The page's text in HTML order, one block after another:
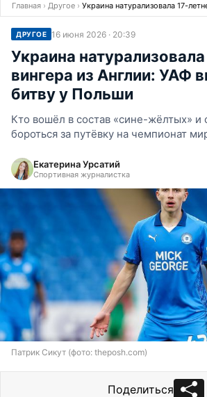
Главная › Другое › Украина натурализовала 17-
ДРУГОЕ 16 июня 2026 · 20:39
Украина
вингера из Англии: УАФ
битву у Польши
Кто вошёл в состав «сине-жёлтых»
бороться за путёвку на чемпионат
Екатерина Урсатий
Спортивная журналистка
Патрик Сикут (фото: theposh.com)
Поделиться